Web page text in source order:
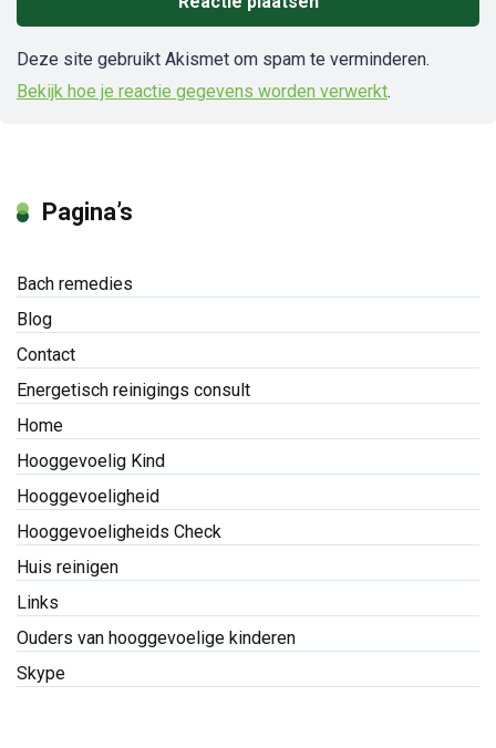
Deze site gebruikt Akismet om spam te verminderen.
Bekijk hoe je reactie gegevens worden verwerkt.
Pagina’s
Bach remedies
Blog
Contact
Energetisch reinigings consult
Home
Hooggevoelig Kind
Hooggevoeligheid
Hooggevoeligheids Check
Huis reinigen
Links
Ouders van hooggevoelige kinderen
Skype